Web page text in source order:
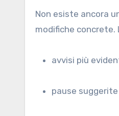
Non esiste ancora
modifiche concrete.
avvisi più
pause